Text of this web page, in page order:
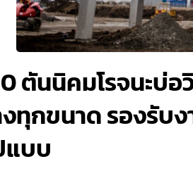
ตันนิคมโรจนะบ่อ
ทุกขนาด รองรับ
แบบ